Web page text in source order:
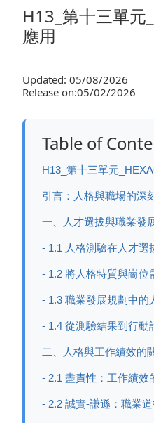
H13_第十三單元
應用
Updated: 05/08/2026
Release on:05/02/2026
Table of
H13_第十三單元
引言：人格與職場的深
一、人才選拔與職業發
- 1.1 人格測驗在人才選
- 1.2 將人格特質與崗位
- 1.3 職業發展規劃中的
- 1.4 從測驗結果到行動
二、人格與工作績效的
- 2.1 盡責性：工作績效
- 2.2 誠實-謙遜：職業